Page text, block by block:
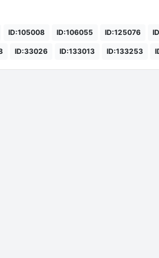
ID:105008 ID:106055 ID:125076
ID:33026 ID:133013 ID:133253